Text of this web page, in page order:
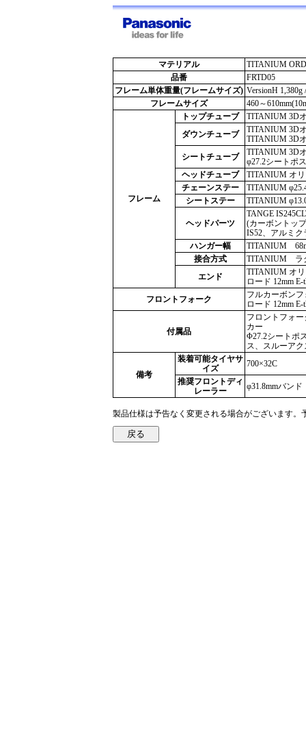
マテリアル
TITANIUM
品番
FRTD05
フレーム単体重量(フレームサイズ) VersionH 1,380g
フレームサイズ
460～
フレーム
トップチューブ
TITANIUM 3D
ダウンチューブ
TITANIUM 3D
TITANIUM 3D
シートチューブ
TITANIUM 3D
φ27.2シートポ
ヘッドチューブ
TITANIUM オ
チェーンステー
TITANIUM
シートステー
TITANIUM
ヘッドパーツ
TANGE
(カーボントッ
IS52、アルミ
ハンガー幅
TITANIUM
接合方式
TITANIUM ラ
エンド
TITANIUM オ
ロード 12mm
フロントフォーク
フルカーボン
ロード 12mm
付属品
フロントフォ
カー
Φ27.2シートポ
ス、スルーアク
備考
装着可能タイヤサ
イズ
700×32C
推奨フロントディ
レーラー
φ31.8mmバン
製品仕様は予告なく変更される場合がございます。